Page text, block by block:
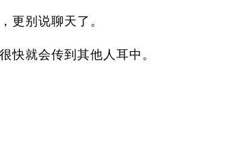
更别说聊天了。
快就会传到其他人耳中。